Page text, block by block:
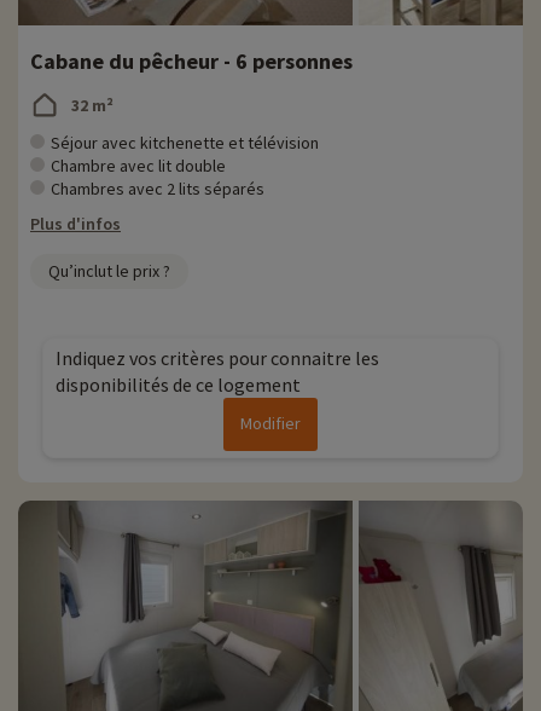
Cabane du pêcheur - 6 personnes
32 m²
Séjour avec kitchenette et télévision
Chambre avec lit double
Chambres avec 2 lits séparés
Plus d'infos
Qu’inclut le prix ?
Indiquez vos critères pour connaitre les
disponibilités de ce logement
Modifier